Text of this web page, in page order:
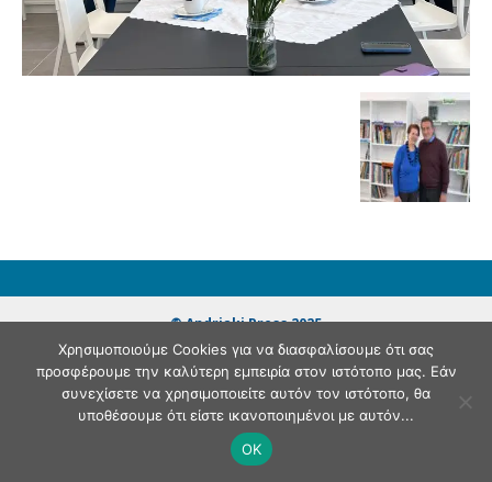
© Andriaki Press 2025
Χρησιμοποιούμε Cookies για να διασφαλίσουμε ότι σας
προσφέρουμε την καλύτερη εμπειρία στον ιστότοπο μας. Εάν
συνεχίσετε να χρησιμοποιείτε αυτόν τον ιστότοπο, θα
υποθέσουμε ότι είστε ικανοποιημένοι με αυτόν...
OK